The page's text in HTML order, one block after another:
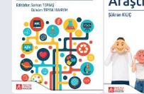
Kitap Dosyasını Farklı
Yok